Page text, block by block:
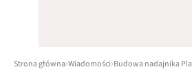
Strona główna Wiadomości